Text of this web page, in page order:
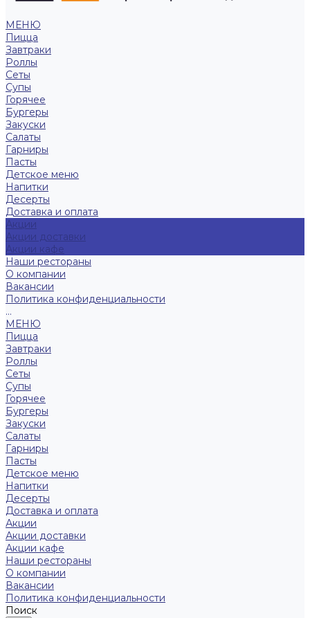
МЕНЮ
Пицца
Завтраки
Роллы
Сеты
Супы
Горячее
Бургеры
Закуски
Салаты
Гарниры
Пасты
Детское меню
Напитки
Десерты
Доставка и оплата
Акции
Акции доставки
Акции кафе
Наши рестораны
О компании
Вакансии
Политика конфиденциальности
...
МЕНЮ
Пицца
Завтраки
Роллы
Сеты
Супы
Горячее
Бургеры
Закуски
Салаты
Гарниры
Пасты
Детское меню
Напитки
Десерты
Доставка и оплата
Акции
Акции доставки
Акции кафе
Наши рестораны
О компании
Вакансии
Политика конфиденциальности
Поиск